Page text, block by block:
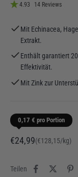
4.93 14 Reviews
Mit Echinacea,
Extrakt.
Enthält garantiert
Effektivität.
Mit Zink zur
0,17 € pro Portion
Angebot
€24,99(€128,15/kg)
Teilen